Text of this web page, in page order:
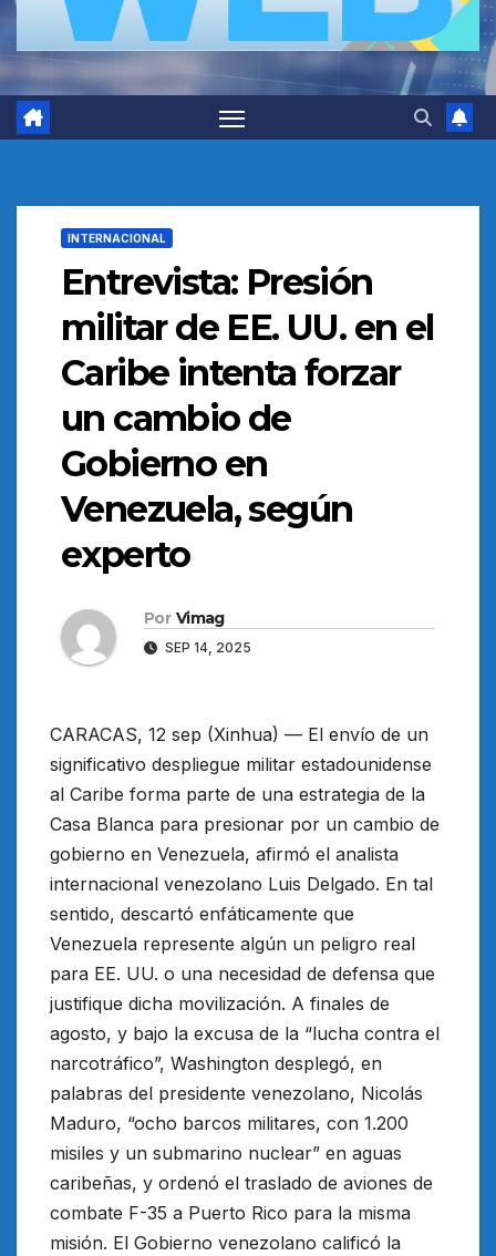
INTERNACIONAL
Entrevista: Presión
militar de EE. UU. en el
Caribe intenta forzar
un cambio de
Gobierno en
Venezuela, según
experto
Por Vimag
SEP 14, 2025
CARACAS, 12 sep (Xinhua) — El envío de un
significativo despliegue militar estadounidense
al Caribe forma parte de una estrategia de la
Casa Blanca para presionar por un cambio de
gobierno en Venezuela, afirmó el analista
internacional venezolano Luis Delgado. En tal
sentido, descartó enfáticamente que
Venezuela represente algún un peligro real
para EE. UU. o una necesidad de defensa que
justifique dicha movilización. A finales de
agosto, y bajo la excusa de la “lucha contra el
narcotráfico”, Washington desplegó, en
palabras del presidente venezolano, Nicolás
Maduro, “ocho barcos militares, con 1.200
misiles y un submarino nuclear” en aguas
caribeñas, y ordenó el traslado de aviones de
combate F-35 a Puerto Rico para la misma
misión. El Gobierno venezolano calificó la